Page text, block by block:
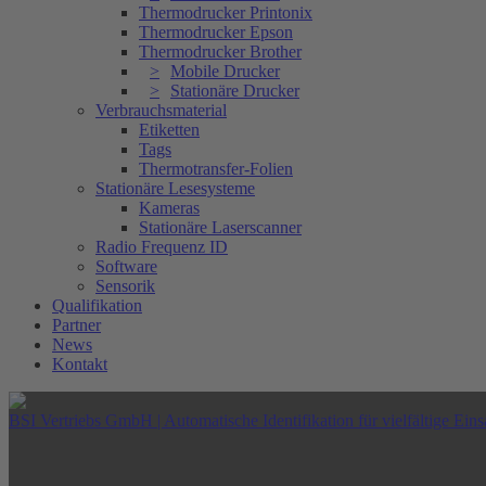
Thermodrucker Printonix
Thermodrucker Epson
Thermodrucker Brother
Mobile Drucker
Stationäre Drucker
Verbrauchsmaterial
Etiketten
Tags
Thermotransfer-Folien
Stationäre Lesesysteme
Kameras
Stationäre Laserscanner
Radio Frequenz ID
Software
Sensorik
Qualifikation
Partner
News
Kontakt
BSI Vertriebs GmbH | Automatische Identifikation für vielfältige